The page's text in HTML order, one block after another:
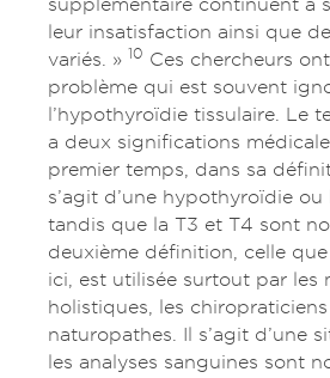
supplémentaire continuent à
leur insatisfaction ainsi que
variés. » 10 Ces chercheurs
problème qui est souvent
l’hypothyroïdie tissulaire. Le
a deux significations
premier temps, dans sa
s’agit d’une hypothyroïdie ou
tandis que la T3 et T4 sont
deuxième définition, celle
ici, est utilisée surtout par les
holistiques, les
naturopathes. Il s’agit d’une
les analyses sanguines sont